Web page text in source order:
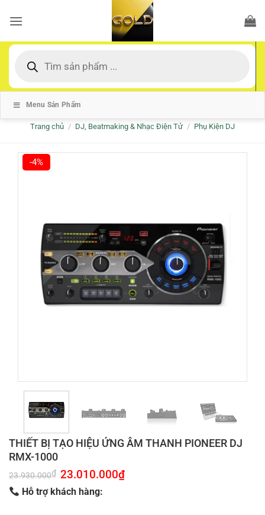
qua
dung
kiếm
Menu Sản Phẩm
Trang chủ / DJ, Beatmaking & Nhạc Điện Tử / Phụ Kiện DJ
-4%
THIẾT BỊ TẠO HIỆU ỨNG ÂM THANH PIONEER DJ
RMX-1000
23.930.000₫ Giá
gốc
là:
23.930.000₫.
23.010.000₫Giá
Hỗ trợ khách hàng: